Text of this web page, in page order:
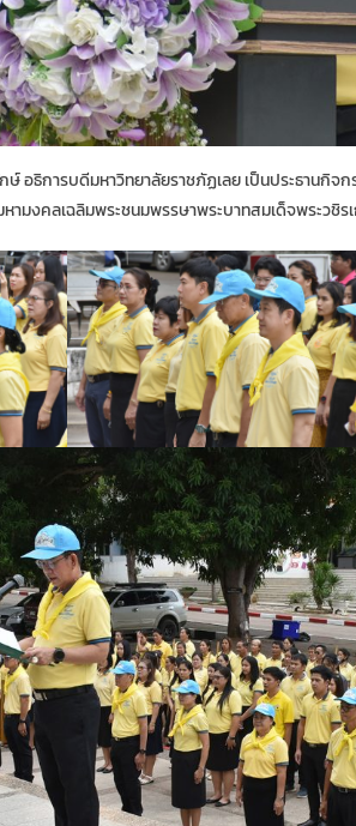
อธิการบดีมหาวิทยาลัยราชภัฏเลย เป็นประธานกิจก
ามงคลเฉลิมพระชนมพรรษาพระบาทสมเด็จพระวชิร